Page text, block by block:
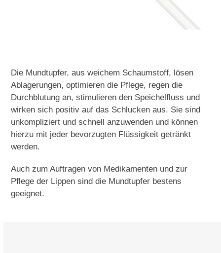
Die Mundtupfer, aus weichem Schaumstoff, lösen
Ablagerungen, optimieren die Pflege, regen die
Durchblutung an, stimulieren den Speichelfluss und
wirken sich positiv auf das Schlucken aus. Sie sind
unkompliziert und schnell anzuwenden und können
hierzu mit jeder bevorzugten Flüssigkeit getränkt
werden.
Auch zum Auftragen von Medikamenten und zur
Pflege der Lippen sind die Mundtupfer bestens
geeignet.